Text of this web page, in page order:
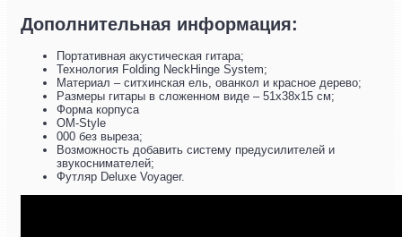
Дополнительная информация:
Портативная акустическая гитара;
Технология Folding NeckHinge System;
Материал – ситхинская ель, ованкол и красное дерево;
Размеры гитары в сложенном виде – 51x38x15 см;
Форма корпуса
OM-Style
000 без выреза;
Возможность добавить систему предусилителей и
звукоснимателей;
Футляр Deluxe Voyager.